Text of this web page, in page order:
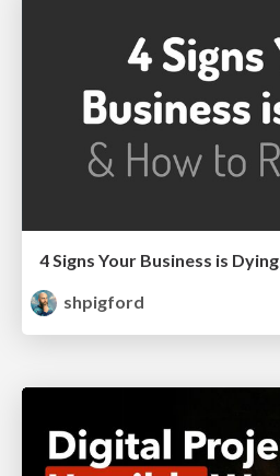
4 Signs Your Business is Dying
shpigford